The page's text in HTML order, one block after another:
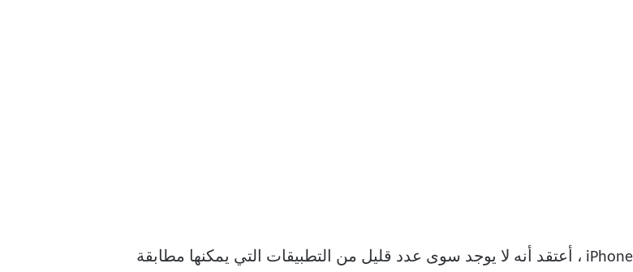
عندما يتعلق الأمر بالموسيقى على iPhone ، أعتقد أنه لا يوجد سوى عدد قليل من التطبيقات التي يمكنها مطابقة